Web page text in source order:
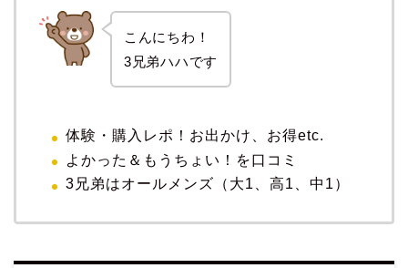
こんにちわ！
3兄弟ハハです
体験・購入レポ！お出かけ、お得etc.
よかった＆もうちょい！を口コミ
3兄弟はオールメンズ（大1、高1、中1）